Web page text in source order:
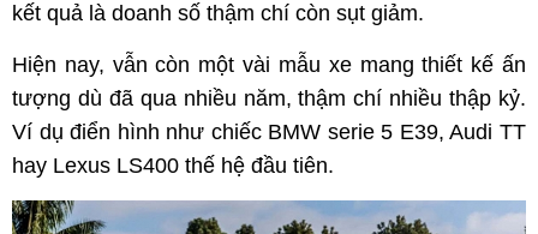
kết quả là doanh số thậm chí còn sụt giảm.
Hiện nay, vẫn còn một vài mẫu xe mang thiết kế ấn
tượng dù đã qua nhiều năm, thậm chí nhiều thập kỷ.
Ví dụ điển hình như chiếc BMW serie 5 E39, Audi TT
hay Lexus LS400 thế hệ đầu tiên.